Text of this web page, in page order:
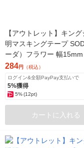
【アウトレット】キン
明マスキングテープ
ーダ）フラワー 幅15mm
5-017 1個
284円 （税込）
ログイン&全額PayPay支払いで
5%獲得
5%(12pt)
カートに入れる